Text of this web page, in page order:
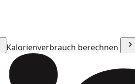
Kalorienverbrauch berechnen